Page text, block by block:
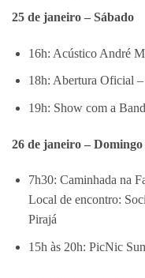
25 de janeiro – Sábado
16h: Acústico André
18h: Abertura Oficial
19h: Show com a
26 de janeiro – Domingo
7h30: Caminhada na
Local de encontro:
Pirajá
15h às 20h: PicNic